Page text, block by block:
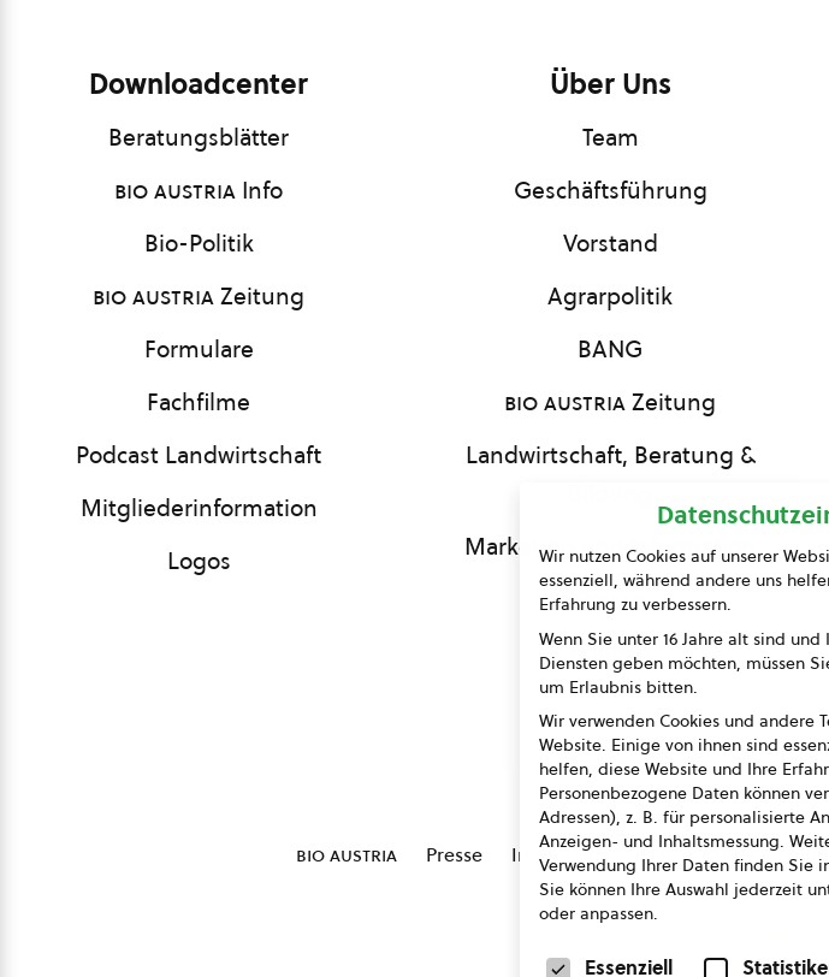
Downloadcenter
Beratungsblätter
bio austria Info
Bio-Politik
bio austriaZeitung
Formulare
Fachfilme
Podcast Landwirtschaft
Mitgliederinformation
Logos
Über Uns
Team
Geschäftsführung
Vorstand
Agrarpolitik
BANG
bio austriaZeitung
Landwirtschaft, Beratung &
Marketing und Information
Presse
Kontakt
bio austria Presse Impressum Datenschutz AGB
Wir nutzen Cookies auf unserer
essenziell, während andere uns
Erfahrung zu verbessern.
Wenn Sie unter 16 Jahre alt sind
Diensten geben möchten, müssen
um Erlaubnis bitten.
Wir verwenden Cookies und andere
Website. Einige von ihnen sind
helfen, diese Website und Ihre
Personenbezogene Daten können
Adressen), z. B. für personalisierte
Anzeigen- und Inhaltsmessung.
Verwendung Ihrer Daten finden Sie
Sie können Ihre Auswahl jederzeit
oder anpassen.
Datenschutzeinstellungen
Essenziell